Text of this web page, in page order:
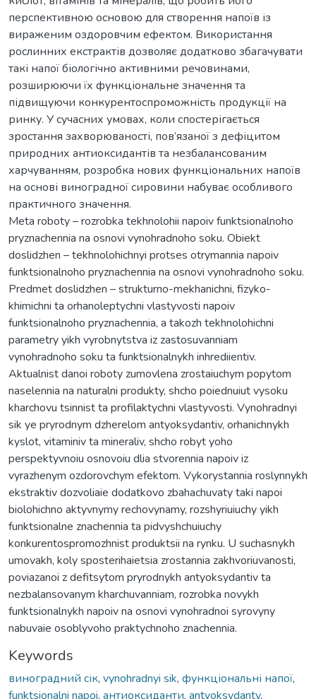
перспективною основою для створення напоїв із
вираженим оздоровчим ефектом. Використання
рослинних екстрактів дозволяє додатково збагачувати
такі напої біологічно активними речовинами,
розширюючи їх функціональне значення та
підвищуючи конкурентоспроможність продукції на
ринку. У сучасних умовах, коли спостерігається
зростання захворюваності, пов’язаної з дефіцитом
природних антиоксидантів та незбалансованим
харчуванням, розробка нових функціональних напоїв
на основі виноградної сировини набуває особливого
практичного значення.
Meta roboty – rozrobka tekhnolohii napoiv funktsionalnoho
pryznachennia na osnovi vynohradnoho soku. Obiekt
doslidzhen – tekhnolohichnyi protses otrymannia napoiv
funktsionalnoho pryznachennia na osnovi vynohradnoho soku.
Predmet doslidzhen – strukturno-mekhanichni, fizyko-
khimichni ta orhanoleptychni vlastyvosti napoiv
funktsionalnoho pryznachennia, a takozh tekhnolohichni
parametry yikh vyrobnytstva iz zastosuvanniam
vynohradnoho soku ta funktsionalnykh inhrediientiv.
Aktualnist danoi roboty zumovlena zrostaiuchym popytom
naselennia na naturalni produkty, shcho poiednuiut vysoku
kharchovu tsinnist ta profilaktychni vlastyvosti. Vynohradnyi
sik ye pryrodnym dzherelom antyoksydantiv, orhanichnykh
kyslot, vitaminiv ta mineraliv, shcho robyt yoho
perspektyvnoiu osnovoiu dlia stvorennia napoiv iz
vyrazhenym ozdorovchym efektom. Vykorystannia roslynnykh
ekstraktiv dozvoliaie dodatkovo zbahachuvaty taki napoi
biolohichno aktyvnymy rechovynamy, rozshyriuiuchy yikh
funktsionalne znachennia ta pidvyshchuiuchy
konkurentospromozhnist produktsii na rynku. U suchasnykh
umovakh, koly sposterihaietsia zrostannia zakhvoriuvanosti,
poviazanoi z defitsytom pryrodnykh antyoksydantiv ta
nezbalansovanym kharchuvanniam, rozrobka novykh
funktsionalnykh napoiv na osnovi vynohradnoi syrovyny
nabuvaie osoblyvoho praktychnoho znachennia.
Keywords
виноградний сік, vynohradnyi sik, функціональні напої,
funktsionalni napoi, антиоксиданти, antyoksydanty,